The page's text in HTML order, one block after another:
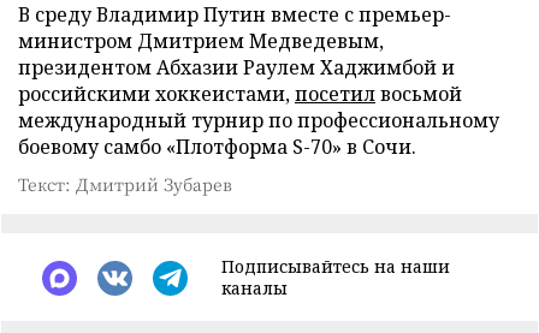
В среду Владимир Путин вместе с премьер-
министром Дмитрием Медведевым,
президентом Абхазии Раулем Хаджимбой и
российскими хоккеистами,посетилвосьмой
международный турнир по профессиональному
боевому самбо «Плотформа S-70» в Сочи.
Текст: Дмитрий Зубарев
Подписывайтесь на наши
каналы